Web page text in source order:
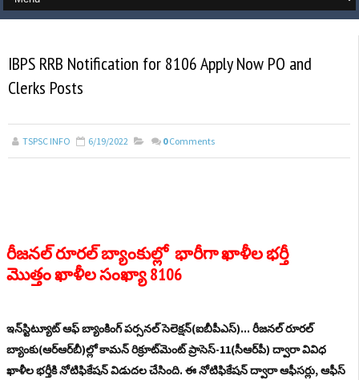
IBPS RRB Notification for 8106 Apply Now PO and
Clerks Posts
TSPSC INFO 6/19/2022 0 Comments
రీజనల్‌ రూరల్‌ బ్యాంకుల్లో భారీగా ఖాళీల భర్తీ
మొత్తంఖాళీల సంఖ్యా 8106
ఇన్‌స్టిట్యూట్‌ ఆఫ్‌ బ్యాంకింగ్‌ పర్సనల్‌ సెలెక్షన్‌(ఐబీపీఎస్)... రీజనల్‌ రూరల్‌
బ్యాంకు(ఆర్‌ఆర్‌బీ)ల్లో కామన్‌ రిక్రూట్‌మెంట్‌ ప్రాసెస్-11(సీఆర్‌పీ) ద్వారా వివిధ
ఖాళీల భర్తీకి నోటిఫికేషన్‌ విడుదల చేసింది. ఈ నోటిఫికేషన్‌ ద్వారా ఆఫీసర్లు, ఆఫీస్‌